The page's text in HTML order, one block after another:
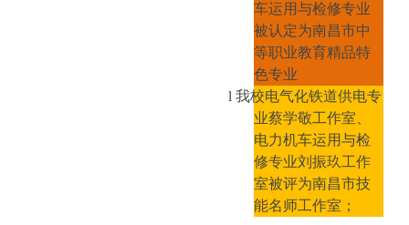
车运用与检修专业
被认定为南昌市中
等职业教育精品特
色专业
l 我校电气化铁道供电专
业蔡学敬工作室、
电力机车运用与检
修专业刘振玖工作
室被评为南昌市技
能名师工作室；